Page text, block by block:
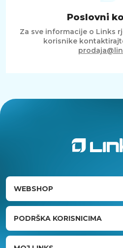
Poslovni
Za sve informacije o Links
korisnike
WEBSHOP
PODRŠKA KORISNICIMA